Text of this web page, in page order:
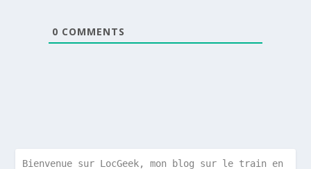
0 COMMENTS
Bienvenue sur LocGeek, mon blog sur le train en